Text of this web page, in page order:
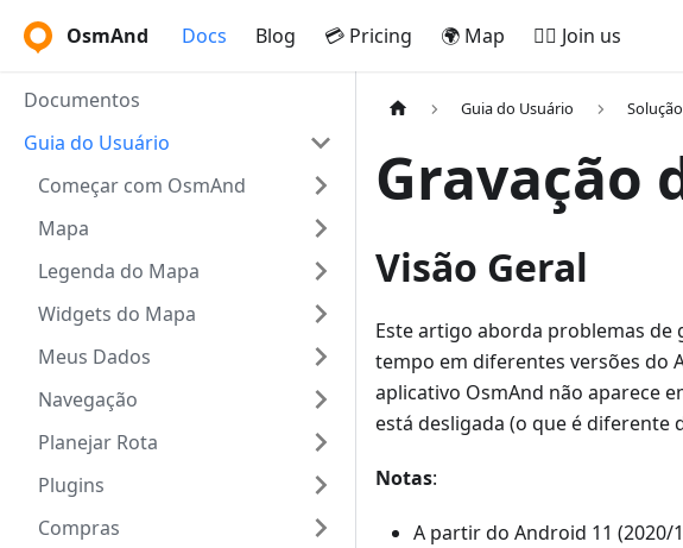
OsmAnd Docs Blog 💳 Pricing 🌍 Map 🚵‍♂️ Join us
Documentos
Guia do Usuário
Começar com OsmAnd
Mapa
Legenda do Mapa
Widgets do Mapa
Meus Dados
Navegação
Planejar Rota
Plugins
Compras
Guia do Usuário
Gravação
Visão Geral
Este artigo aborda problemas de
tempo em diferentes versões do
aplicativo OsmAnd não aparece
está desligada (o que é diferente
Notas:
A partir do Android 11 (2020/